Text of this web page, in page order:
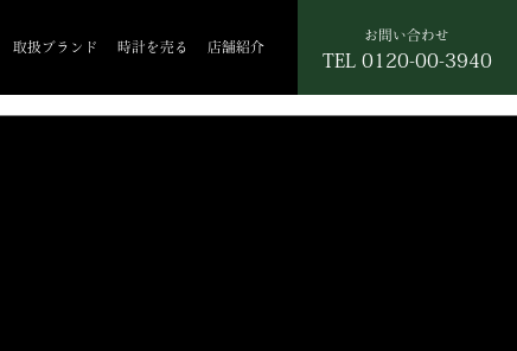
取扱ブランド 時計を売る 店舗紹介
お問い合わせ
TEL 0120-00-3940